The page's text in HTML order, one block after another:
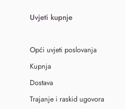
Uvjeti kupnje
Opći uvjeti poslovanja
Kupnja
Dostava
Trajanje i raskid ugovora